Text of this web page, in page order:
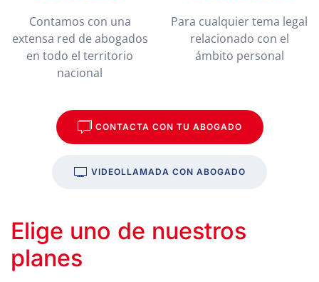
Contamos con una
extensa red de abogados
en todo el territorio
nacional
Para cualquier tema legal
relacionado con el
ámbito personal
CONTACTA CON TU ABOGADO
VIDEOLLAMADA CON ABOGADO
Elige uno de nuestros
planes